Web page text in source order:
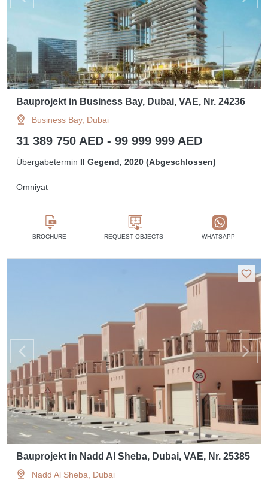
Bauprojekt in Business Bay, Dubai, VAE, Nr. 24236
Business Bay, Dubai
31 389 750 AED - 99 999 999 AED
Übergabetermin II Gegend, 2020 (Abgeschlossen)
Omniyat
BROCHURE REQUEST OBJECTS WHATSAPP
Bauprojekt in Nadd Al Sheba, Dubai, VAE, Nr. 25385
Nadd Al Sheba, Dubai